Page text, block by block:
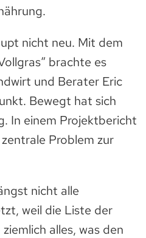
nicht neu. Mit dem
brachte es
und Berater Eric
Bewegt hat sich
In einem Projektbericht
Problem zur
nicht alle
weil die Liste der
alles, was den